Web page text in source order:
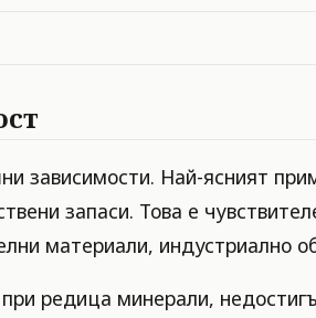
Най-ясният
запаси. Това е
материали, индустриално
редица минерали,